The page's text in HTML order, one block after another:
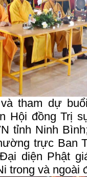
tham dự
Hội đồng Trị
tỉnh Ninh
trực Ban
diện Phật
trong và ngoài